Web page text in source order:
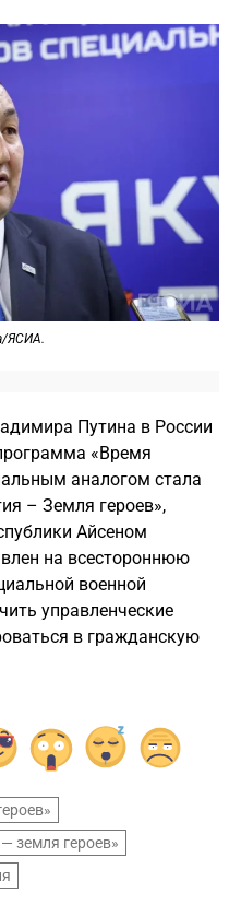
ЯСИА.
Путина в России
«Время
аналогом стала
– Земля героев»,
Айсеном
на всестороннюю
военной
управленческие
в гражданскую
земля героев»